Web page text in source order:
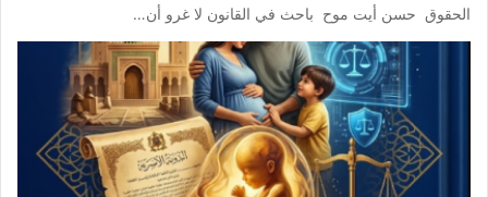
الحقوق حسن أيت موح باحث في القانون لا غرو أن…